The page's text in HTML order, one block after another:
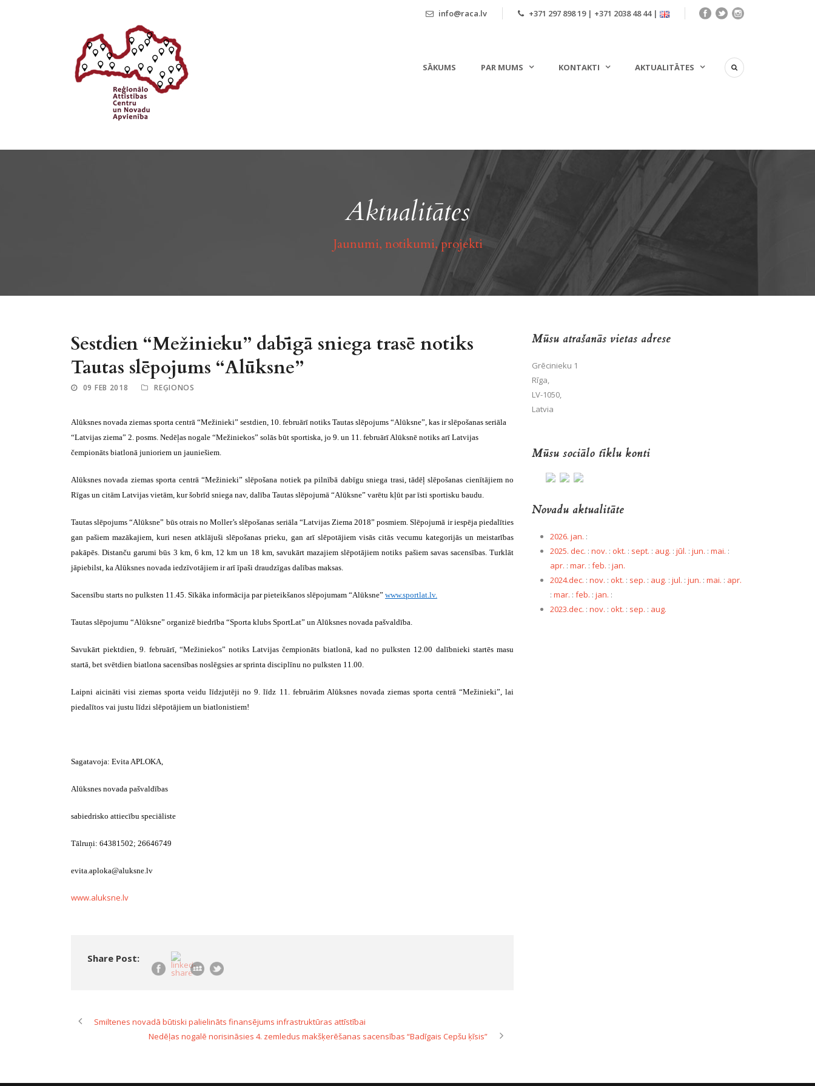
info@raca.lv +371 297 898 19 | +371 2038 48 44 |
SĀKUMS PAR MUMS KONTAKTI AKTUALITĀTES
Aktualitātes
Jaunumi, notikumi, projekti
Sestdien “Mežinieku” dabīgā sniega trasē notiks
Tautas slēpojums “Alūksne”
09 FEB 2018 REĢIONOS
Alūksnes novada ziemas sporta centrā “Mežinieki” sestdien, 10. februārī notiks Tautas slēpojums “Alūksne”, kas ir slēpošanas seriāla
“Latvijas ziema” 2. posms. Nedēļas nogale “Mežiniekos” solās būt sportiska, jo 9. un 11. februārī Alūksnē notiks arī Latvijas
čempionāts biatlonā junioriem un jauniešiem.
Alūksnes novada ziemas sporta centrā “Mežinieki” slēpošana notiek pa pilnībā dabīgu sniega trasi, tādēļ slēpošanas cienītājiem no
Rīgas un citām Latvijas vietām, kur šobrīd sniega nav, dalība Tautas slēpojumā “Alūksne” varētu kļūt par īsti sportisku baudu.
Tautas slēpojums “Alūksne” būs otrais no Moller’s slēpošanas seriāla “Latvijas Ziema 2018” posmiem. Slēpojumā ir iespēja piedalīties
gan pašiem mazākajiem, kuri nesen atklājuši slēpošanas prieku, gan arī slēpotājiem visās citās vecumu kategorijās un meistarības
pakāpēs. Distanču garumi būs 3 km, 6 km, 12 km un 18 km, savukārt mazajiem slēpotājiem notiks pašiem savas sacensības. Turklāt
jāpiebilst, ka Alūksnes novada iedzīvotājiem ir arī īpaši draudzīgas dalības maksas.
Sacensību starts no pulksten 11.45. Sīkāka informācija par pieteikšanos slēpojumam “Alūksne” www.sportlat.lv.
Tautas slēpojumu “Alūksne” organizē biedrība “Sporta klubs SportLat” un Alūksnes novada pašvaldība.
Savukārt piektdien, 9. februārī, “Mežiniekos” notiks Latvijas čempionāts biatlonā, kad no pulksten 12.00 dalībnieki startēs masu
startā, bet svētdien biatlona sacensības noslēgsies ar sprinta disciplīnu no pulksten 11.00.
Laipni aicināti visi ziemas sporta veidu līdzjutēji no 9. līdz 11. februārim Alūksnes novada ziemas sporta centrā “Mežinieki”, lai
piedalītos vai justu līdzi slēpotājiem un biatlonistiem!
Sagatavoja: Evita APLOKA,
Alūksnes novada pašvaldības
sabiedrisko attiecību speciāliste
Tālruņi: 64381502; 26646749
evita.aploka@aluksne.lv
www.aluksne.lv
Share Post:
Smiltenes novadā būtiski palielināts finansējums infrastruktūras attīstībai
Nedēļas nogalē norisināsies 4. zemledus makšķerēšanas sacensības “Badīgais Cepšu ķīsis”
Mūsu atrašanās vietas adrese
Grēcinieku 1
Rīga,
LV-1050,
Latvia
Mūsu sociālo tīklu konti
Novadu aktualitāte
2026. jan. :
2025. dec. : nov. : okt. : sept. : aug. : jūl. : jun. : mai. :
apr. : mar. : feb. : jan.
2024.dec. : nov. : okt. : sep. : aug. : jul. : jun. : mai. : apr.
: mar. : feb. : jan. :
2023.dec. : nov. : okt. : sep. : aug.